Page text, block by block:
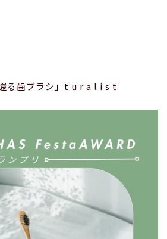
る歯ブラシ」t u r a l i s t